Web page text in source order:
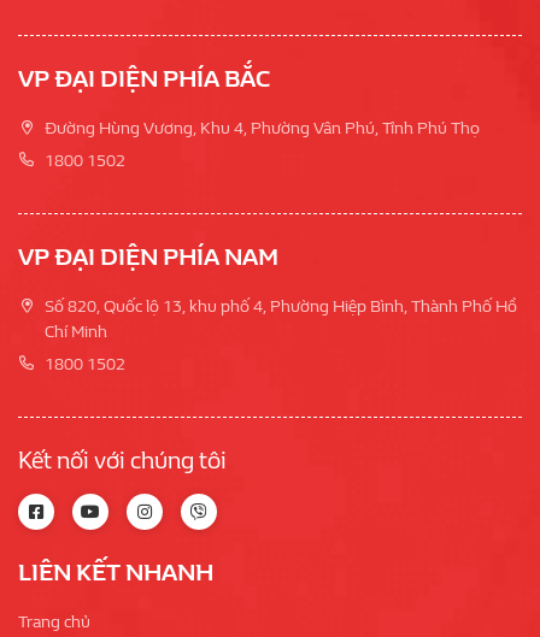
VP ĐẠI DIỆN PHÍA BẮC
Đường Hùng Vương, Khu 4, Phường Vân Phú, Tỉnh Phú Thọ
1800 1502
VP ĐẠI DIỆN PHÍA NAM
Số 820, Quốc lộ 13, khu phố 4, Phường Hiệp Bình, Thành Phố Hồ
Chí Minh
1800 1502
Kết nối với chúng tôi
LIÊN KẾT NHANH
Trang chủ